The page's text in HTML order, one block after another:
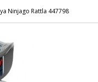
Ninjago Rattla 447798